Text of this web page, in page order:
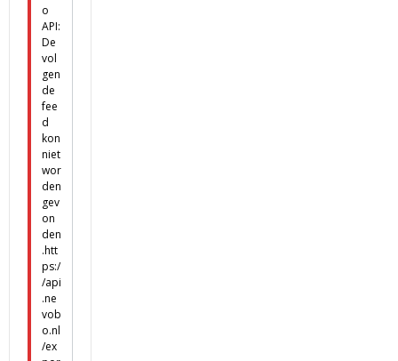
o
API:
De
vol
gen
de
fee
d
kon
niet
wor
den
gev
on
den
.htt
ps:/
/api
.ne
vob
o.nl
/ex